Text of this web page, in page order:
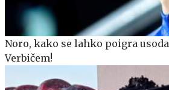
Noro, kako se lahko poigra
Verbičem!